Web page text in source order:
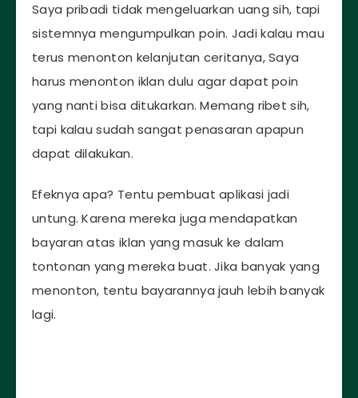
Saya pribadi tidak mengeluarkan uang sih, tapi
sistemnya mengumpulkan poin. Jadi kalau mau
terus menonton kelanjutan ceritanya, Saya
harus menonton iklan dulu agar dapat poin
yang nanti bisa ditukarkan. Memang ribet sih,
tapi kalau sudah sangat penasaran apapun
dapat dilakukan.
Efeknya apa? Tentu pembuat aplikasi jadi
untung. Karena mereka juga mendapatkan
bayaran atas iklan yang masuk ke dalam
tontonan yang mereka buat. Jika banyak yang
menonton, tentu bayarannya jauh lebih banyak
lagi.